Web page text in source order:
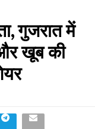
गुजरात में
खूब की